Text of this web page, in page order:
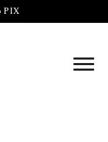
PIX